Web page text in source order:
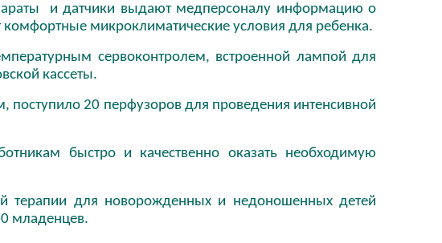
и датчики выдают медперсоналу информацию о
микроклиматические условия для ребенка.
сервоконтролем, встроенной лампой для
кассеты.
20 перфузоров для проведения интенсивной
быстро и качественно оказать необходимую
терапии для новорожденных и недоношенных детей
младенцев.